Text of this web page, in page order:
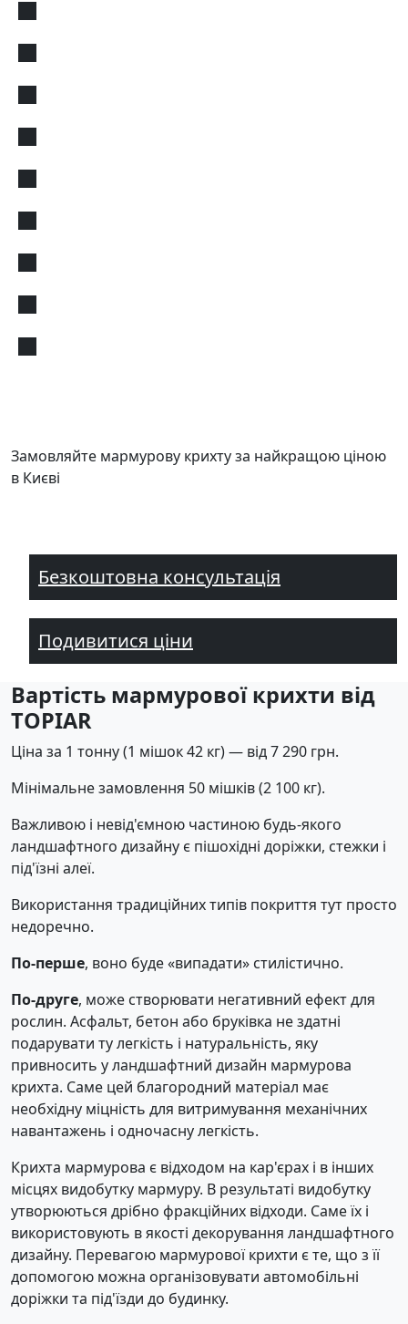
Замовляйте мармурову крихту за найкращою ціною
в Києві
Безкоштовна консультація
Подивитися ціни
Вартість мармурової крихти від
TOPIAR
Ціна за 1 тонну (1 мішок 42 кг) — від 7 290 грн.
Мінімальне замовлення 50 мішків (2 100 кг).
Важливою і невід'ємною частиною будь-якого
ландшафтного дизайну є пішохідні доріжки, стежки і
під'їзні алеї.
Використання традиційних типів покриття тут просто
недоречно.
По-перше, воно буде «випадати» стилістично.
По-друге, може створювати негативний ефект для
рослин. Асфальт, бетон або бруківка не здатні
подарувати ту легкість і натуральність, яку
привносить у ландшафтний дизайн мармурова
крихта. Саме цей благородний матеріал має
необхідну міцність для витримування механічних
навантажень і одночасну легкість.
Крихта мармурова є відходом на кар'єрах і в інших
місцях видобутку мармуру. В результаті видобутку
утворюються дрібно фракційних відходи. Саме їх і
використовують в якості декорування ландшафтного
дизайну. Перевагою мармурової крихти є те, що з її
допомогою можна організовувати автомобільні
доріжки та під'їзди до будинку.